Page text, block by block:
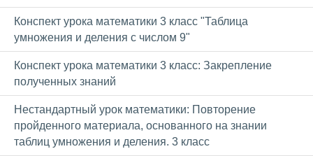
Конспект урока математики 3 класс "Таблица
умножения и деления с числом 9"
Конспект урока математики 3 класс: Закрепление
полученных знаний
Нестандартный урок математики: Повторение
пройденного материала, основанного на знании
таблиц умножения и деления. 3 класс